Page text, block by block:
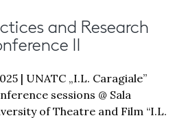
and Research
II
| UNATC „I.L. Caragiale”
sessions @ Sala
of Theatre and Film “I.L.